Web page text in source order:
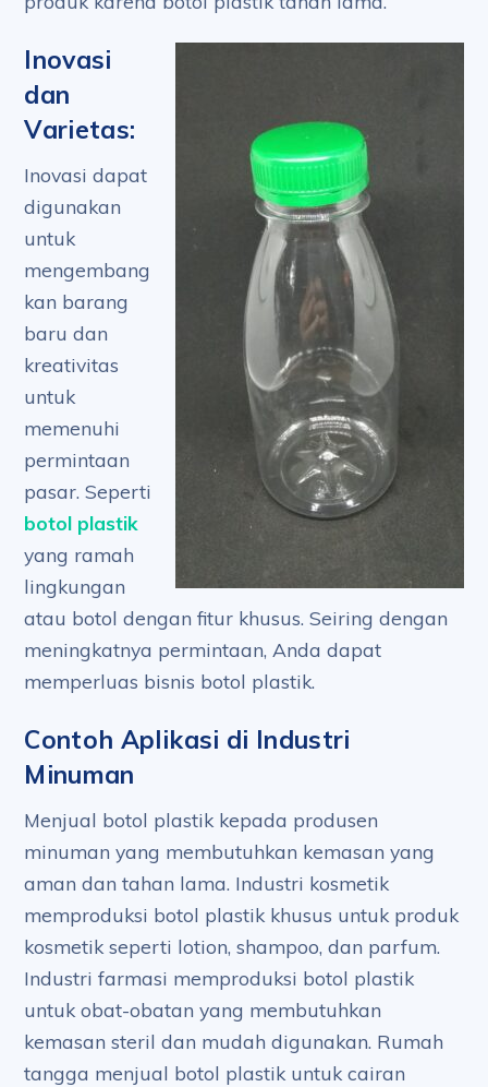
Inovasi
dan
Varietas:
Inovasi dapat
digunakan
untuk
mengembang
kan barang
baru dan
kreativitas
untuk
memenuhi
permintaan
pasar. Seperti
botol plastik
yang ramah
lingkungan
atau botol dengan fitur khusus. Seiring dengan
meningkatnya permintaan, Anda dapat
memperluas bisnis botol plastik.
Contoh Aplikasi di Industri
Minuman
Menjual botol plastik kepada produsen
minuman yang membutuhkan kemasan yang
aman dan tahan lama. Industri kosmetik
memproduksi botol plastik khusus untuk produk
kosmetik seperti lotion, shampoo, dan parfum.
Industri farmasi memproduksi botol plastik
untuk obat-obatan yang membutuhkan
kemasan steril dan mudah digunakan. Rumah
tangga menjual botol plastik untuk cairan